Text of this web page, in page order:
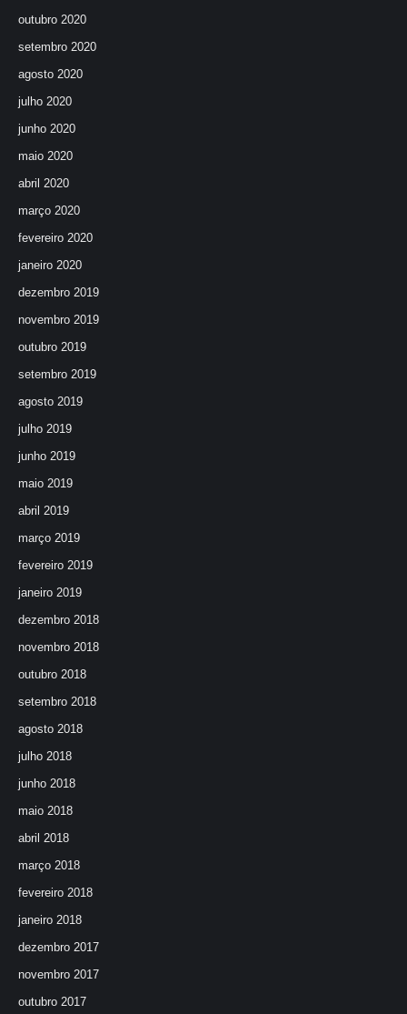
outubro 2020
setembro 2020
agosto 2020
julho 2020
junho 2020
maio 2020
abril 2020
março 2020
fevereiro 2020
janeiro 2020
dezembro 2019
novembro 2019
outubro 2019
setembro 2019
agosto 2019
julho 2019
junho 2019
maio 2019
abril 2019
março 2019
fevereiro 2019
janeiro 2019
dezembro 2018
novembro 2018
outubro 2018
setembro 2018
agosto 2018
julho 2018
junho 2018
maio 2018
abril 2018
março 2018
fevereiro 2018
janeiro 2018
dezembro 2017
novembro 2017
outubro 2017